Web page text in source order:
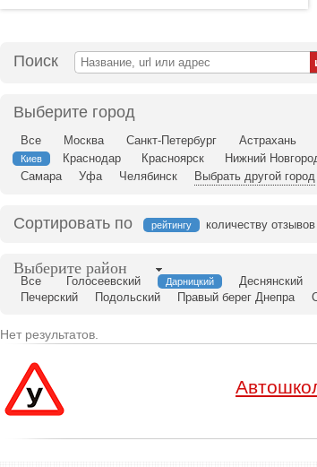
Поиск
Выберите город
Все Москва Санкт-Петербург Астрахань
Киев Краснодар Красноярск Нижний
Самара
Уфа Челябинск Выбрать другой город
Сортировать по рейтингу количеству отзывов
Выберите район
Все Голосеевский Дарницкий Деснянский
Печерский
Подольский Правый берег Днепра
Нет результатов.